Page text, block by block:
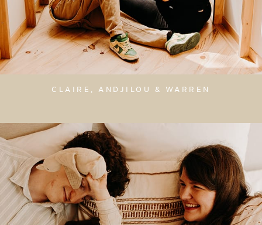
CLAIRE, ANDJILOU & WARREN